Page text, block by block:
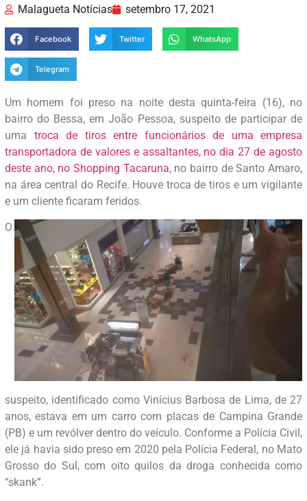
Malagueta Notícias setembro 17, 2021
Facebook Twitter WhatsApp
Telegram
Um homem foi preso na noite desta quinta-feira (16), no
bairro do Bessa, em João Pessoa, suspeito de participar de
uma troca de tiros entre funcionários de uma empresa
transportadora de valores e assaltantes, no dia 27 de agosto
deste ano, no Shopping Tacaruna, no bairro de Santo Amaro,
na área central do Recife. Houve troca de tiros e um vigilante
e um cliente ficaram feridos.
O
suspeito, identificado como Vinícius Barbosa de Lima, de 27
anos, estava em um carro com placas de Campina Grande
(PB) e um revólver dentro do veículo. Conforme a Polícia Civil,
ele já havia sido preso em 2020 pela Polícia Federal, no Mato
Grosso do Sul, com oito quilos da droga conhecida como
“skank”.